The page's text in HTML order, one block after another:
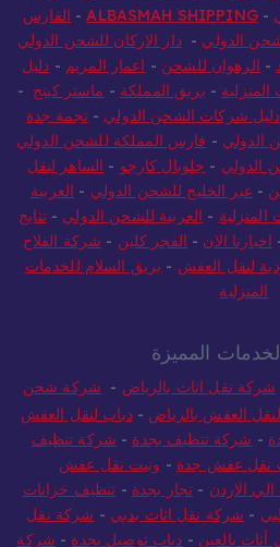
الدولي-بيت البسمة للشحن الدولي
-
ALBASMAH SHIPPING
- الفارس
الدولي-دار الاركان للشحن الدولي
- الرهوان للشحن اعمار المريم - دليل
-بريق المملكة - ماستر كينج -
دليل شركات الشحن الدولي - نجمة جدة
الدولي - فارس المملكة للشحن الدولي
الدولي-جلوبال كارجو- الساهر لنقل
- عبر الخليج للشحن الدولي -
العربية
المنزلية- العربية للشحن الدولي -نتايج
اخبارنا الان-الفجر كلين-شركة الفلاح
لنقل العفش
شركة نقل اثاث بالرياض -
شركة شحن
العفش بالرياض- دباب لنقل العفش
- شركة تنظيف بجدة -شركة تنظيف
نقل عفش جدة-
ونيت نقل عفش
الاردن-نجار بجدة-
تنظيف خزانات
- شركة نقل اثاث بدبي -شركة نقل